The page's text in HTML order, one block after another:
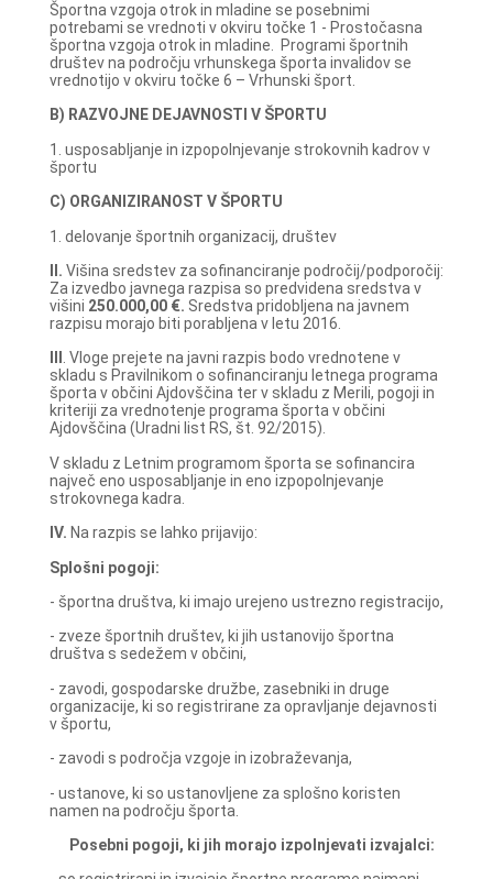
Športna vzgoja otrok in mladine se posebnimi
potrebami se vrednoti v okviru točke 1 - Prostočasna
športna vzgoja otrok in mladine. Programi športnih
društev na področju vrhunskega športa invalidov se
vrednotijo v okviru točke 6 – Vrhunski šport.
B) RAZVOJNE DEJAVNOSTI V ŠPORTU
1. usposabljanje in izpopolnjevanje strokovnih kadrov v
športu
C) ORGANIZIRANOST V ŠPORTU
1. delovanje športnih organizacij, društev
II. Višina sredstev za sofinanciranje področij/podporočij:
Za izvedbo javnega razpisa so predvidena sredstva v
višini 250.000,00 €. Sredstva pridobljena na javnem
razpisu morajo biti porabljena v letu 2016.
. Vloge prejete na javni razpis bodo vrednotene v
skladu s Pravilnikom o sofinanciranju letnega programa
športa v občini Ajdovščina ter v skladu z Merili, pogoji in
kriteriji za vrednotenje programa športa v občini
Ajdovščina (Uradni list RS, št. 92/2015).
V skladu z Letnim programom športa se sofinancira
največ eno usposabljanje in eno izpopolnjevanje
strokovnega kadra.
IV. Na razpis se lahko prijavijo:
Splošni pogoji:
- športna društva, ki imajo urejeno ustrezno registracijo,
- zveze športnih društev, ki jih ustanovijo športna
društva s sedežem v občini,
- zavodi, gospodarske družbe, zasebniki in druge
organizacije, ki so registrirane za opravljanje dejavnosti
v športu,
- zavodi s področja vzgoje in izobraževanja,
- ustanove, ki so ustanovljene za splošno koristen
namen na področju športa.
Posebni pogoji, ki jih morajo izpolnjevati izvajalci: